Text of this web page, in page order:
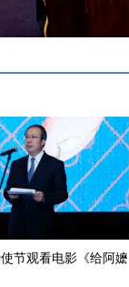
节观看电影《给阿嬷